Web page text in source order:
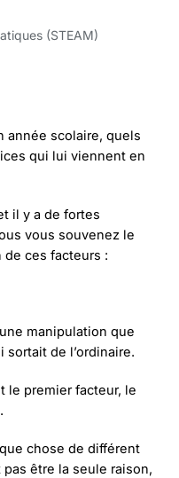
(STEAM)
année scolaire, quels
qui lui viennent en
il y a de fortes
vous souvenez le
ces facteurs :
manipulation que
de l’ordinaire.
le premier facteur, le
chose de différent
être la seule raison,